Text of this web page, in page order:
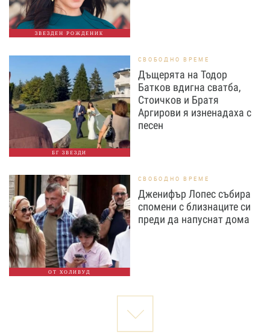
ЗВЕЗДЕН РОЖДЕНИК
БГ ЗВЕЗДИ
СВОБОДНО ВРЕМЕ
Дъщерята на Тодор
Батков вдигна сватба,
Стоичков и Братя
Аргирови я изненадаха с
песен
ОТ ХОЛИВУД
СВОБОДНО ВРЕМЕ
Дженифър Лопес събира
спомени с близнаците си
преди да напуснат дома